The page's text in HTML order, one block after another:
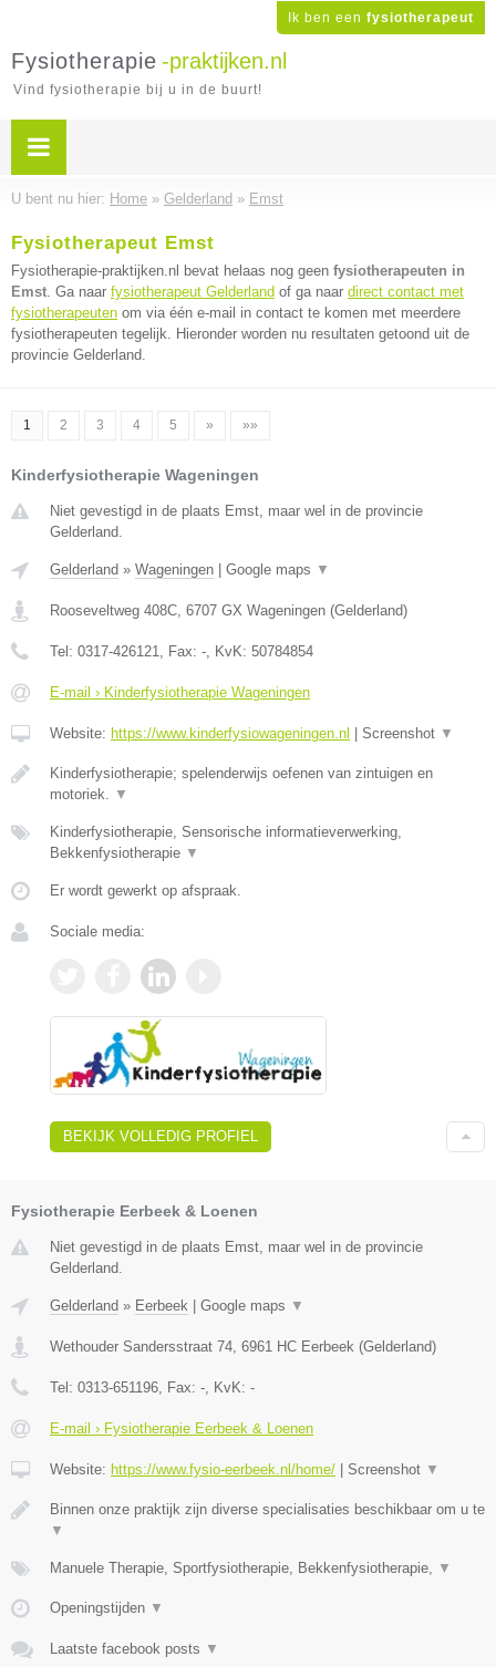
Ik ben een fysiotherapeut
Fysiotherapie -praktijken.nl
Vind fysiotherapie bij u in de buurt!
U bent nu hier: Home » Gelderland » Emst
Fysiotherapeut Emst
Fysiotherapie-praktijken.nl bevat helaas nog geen fysiotherapeuten in
Emst. Ga naar fysiotherapeut Gelderland of ga naar direct contact met
fysiotherapeuten om via één e-mail in contact te komen met meerdere
fysiotherapeuten tegelijk. Hieronder worden nu resultaten getoond uit de
provincie Gelderland.
1 2 3 4 5 » »»
Kinderfysiotherapie Wageningen
Niet gevestigd in de plaats Emst, maar wel in de provincie
Gelderland.
Gelderland » Wageningen Google maps ▼
Rooseveltweg 408C, 6707 GX Wageningen (Gelderland)
Tel: 0317-426121, Fax: -, KvK: 50784854
E-mail › Kinderfysiotherapie Wageningen
Website: https://www.kinderfysiowageningen.nl Screenshot ▼
Kinderfysiotherapie; spelenderwijs oefenen van zintuigen en
motoriek. ▼
Kinderfysiotherapie, Sensorische informatieverwerking,
Bekkenfysiotherapie ▼
Er wordt gewerkt op afspraak.
Sociale media:
BEKIJK VOLLEDIG PROFIEL
Fysiotherapie Eerbeek & Loenen
Niet gevestigd in de plaats Emst, maar wel in de provincie
Gelderland.
Gelderland » Eerbeek Google maps ▼
Wethouder Sandersstraat 74, 6961 HC Eerbeek (Gelderland)
Tel: 0313-651196, Fax: -, KvK: -
E-mail › Fysiotherapie Eerbeek & Loenen
Website: https://www.fysio-eerbeek.nl/home/ Screenshot ▼
Binnen onze praktijk zijn diverse specialisaties beschikbaar om u te
▼
Manuele Therapie, Sportfysiotherapie, Bekkenfysiotherapie, ▼
Openingstijden ▼
Laatste facebook posts ▼